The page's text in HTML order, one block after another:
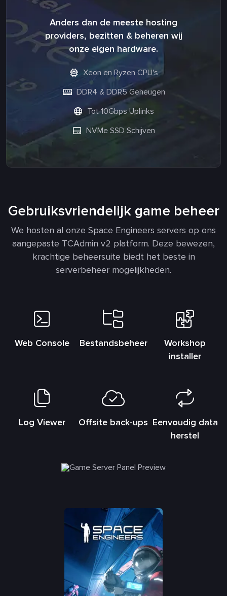
Anders dan de meeste hosting
providers, bezitten & beheren wij
onze eigen hardware.
Xeon en Ryzen CPU's
DDR4 & DDR5 Geheugen
Tot 10Gbps Uplinks
NVMe SSD Schijven
Gebruiksvriendelijk game beheer
We hosten al onze Space Engineers servers op ons
aangepaste TCAdmin v2 platform. Deze bewezen,
krachtige beheersuite biedt het beste in
serverbeheer mogelijkheden.
Web Console Bestandsbeheer
Workshop
installer
Log Viewer Offsite back-ups Eenvoudig data
herstel